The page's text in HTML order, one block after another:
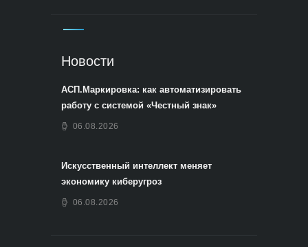
Новости
АСП.Маркировка: как автоматизировать
работу с системой «Честный знак»
06.08.2026
Искусственный интеллект меняет
экономику киберугроз
06.08.2026